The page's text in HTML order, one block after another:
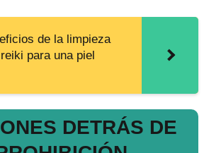
de la limpieza
para una piel
DETRÁS DE